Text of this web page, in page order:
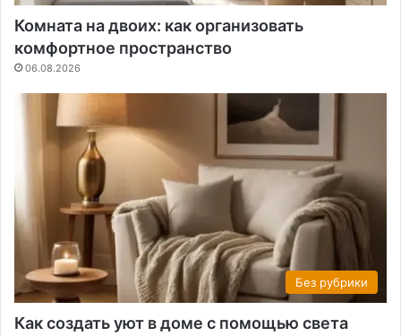
Комната на двоих: как организовать
комфортное пространство
06.08.2026
Без рубрики
Как создать уют в доме с помощью света